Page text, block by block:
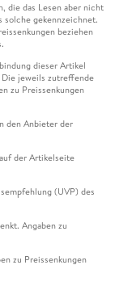
die das Lesen aber nicht
solche gekennzeichnet.
beziehen
dieser Artikel
Die jeweils zutreffende
zu Preissenkungen
den Anbieter der
der Artikelseite
(UVP) des
Angaben zu
zu Preissenkungen